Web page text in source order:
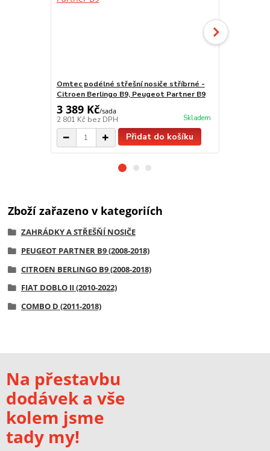
Omtec podélné střešní nosiče stříbrné -
Citroen Berlingo B9, Peugeot Partner B9
3 389 Kč/sada
2 801 Kč bez DPH Skladem
Přidat do košíku
Zboží zařazeno v kategoriích
ZAHRÁDKY A STŘEŠŇÍ NOSIČE
PEUGEOT PARTNER B9 (2008-2018)
CITROEN BERLINGO B9 (2008-2018)
FIAT DOBLO II (2010-2022)
COMBO D (2011-2018)
Na přestavbu
dodávek a vše
kolem jsme
tady my!